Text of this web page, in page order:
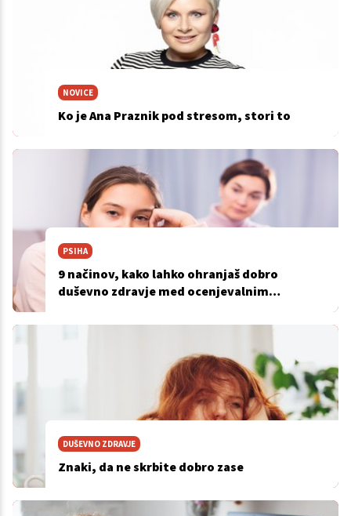
NOVICE
Ko je Ana Praznik pod stresom, stori to
PSIHA
9 načinov, kako lahko ohranjaš dobro
duševno zdravje med ocenjevalnim
DUŠEVNO ZDRAVJE
Znaki, da ne skrbite dobro zase